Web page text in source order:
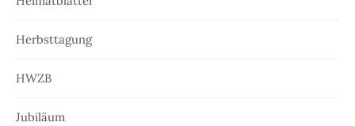
Herbsttagung
HWZB
Jubiläum